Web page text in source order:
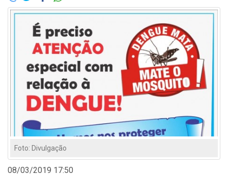
Foto: Divulgação
08/03/2019 17:50